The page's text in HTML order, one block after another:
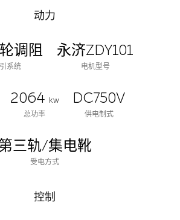
动力
调阻
系统
永济ZDY101
电机型号
2064
kw
总功率
DC750V
供电制式
三轨/集电靴
受电方式
控制